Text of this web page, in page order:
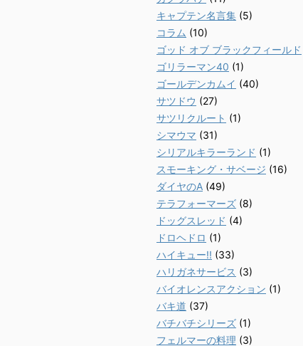
キャプテン名言集 (5)
コラム (10)
ゴッド オブ ブラックフィールド
ゴリラーマン40 (1)
ゴールデンカムイ (40)
サツドウ (27)
サツリクルート (1)
シマウマ (31)
シリアルキラーランド (1)
スモーキング・サベージ (16)
ダイヤのA (49)
テラフォーマーズ (8)
ドッグスレッド (4)
ドロヘドロ (1)
ハイキュー!! (33)
ハリガネサービス (3)
バイオレンスアクション (1)
バキ道 (37)
バチバチシリーズ (1)
フェルマーの料理 (3)